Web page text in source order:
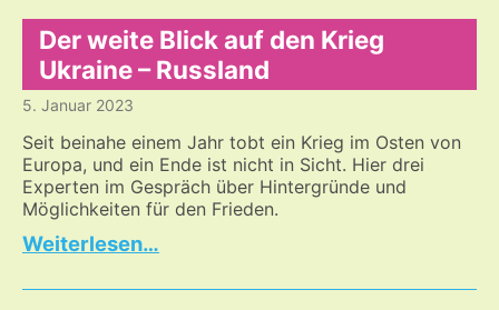
das
weitere
Leben,
die
Kinder
in
die
kommen?
Der weite Blick auf den Krieg
Ukraine – Russland
5. Januar 2023
Seit beinahe einem Jahr tobt ein Krieg im Osten von
Europa, und ein Ende ist nicht in Sicht. Hier drei
Experten im Gespräch über Hintergründe und
Möglichkeiten für den Frieden.
…
Blick